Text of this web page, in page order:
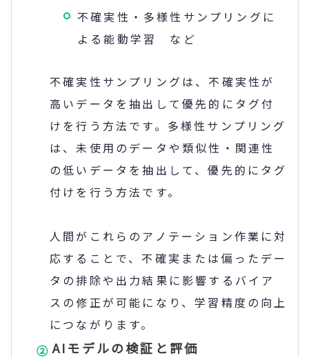
不確実性・多様性サンプリングに
よる能動学習 など
不確実性サンプリングは、不確実性が
高いデータを抽出して優先的にタグ付
けを行う方法です。多様性サンプリング
は、未使用のデータや類似性・関連性
の低いデータを抽出して、優先的にタグ
付けを行う方法です。
人間がこれらのアノテーション作業に対
応することで、不確実または偏ったデー
タの排除や出力結果に影響するバイア
スの修正が可能になり、学習精度の向上
につながります。
AIモデルの検証と評価